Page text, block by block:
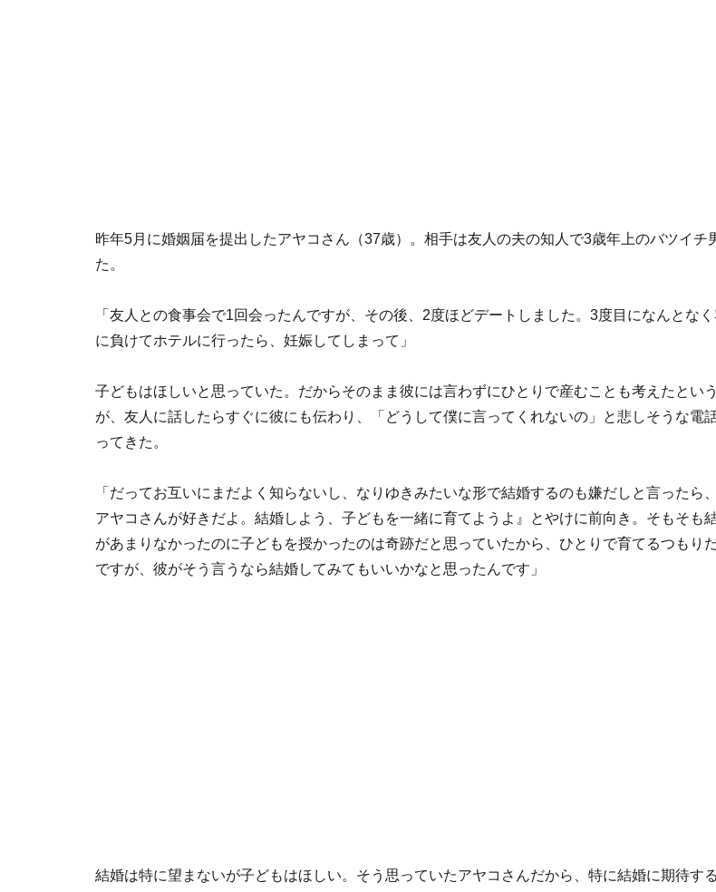
昨年5月に婚姻届を提出したアヤコさん（37歳）。相手は友人の夫の知人で3歳年上のバツイチ
た。
「友人との食事会で1回会ったんですが、その後、2度ほどデートしました。3度目になんとな
に負けてホテルに行ったら、妊娠してしまって」
子どもはほしいと思っていた。だからそのまま彼には言わずにひとりで産むことも考えたとい
が、友人に話したらすぐに彼にも伝わり、「どうして僕に言ってくれないの」と悲しそうな電
ってきた。
「だってお互いにまだよく知らないし、なりゆきみたいな形で結婚するのも嫌だしと言ったら
アヤコさんが好きだよ。結婚しよう、子どもを一緒に育てようよ』とやけに前向き。そもそも
があまりなかったのに子どもを授かったのは奇跡だと思っていたから、ひとりで育てるつもり
ですが、彼がそう言うなら結婚してみてもいいかなと思ったんです」
結婚は特に望まないが子どもはほしい。そう思っていたアヤコさんだから、特に結婚に期待す